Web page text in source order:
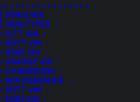
• • • • • • • • • • • • • • • • •
| SÖKGUIDE
| VARUTYPER
• VITT VIN
• RÖTT VIN
• ROSÉ VIN
• ORANGE VIN
• CHAMPAGNE
• MOUSSERANDE
• SÖTT VIN
• PORTVIN